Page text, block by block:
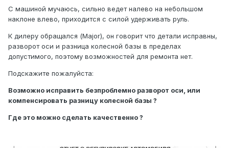
С машиной мучаюсь, сильно ведет налево на небольшом
наклоне влево, приходится с силой удерживать руль.
К дилеру обращался (Major), он говорит что детали исправны,
разворот оси и разница колесной базы в пределах
допустимого, поэтому возможностей для ремонта нет.
Подскажите пожалуйста:
Возможно исправить безпроблемно разворот оси, или
компенсировать разницу колесной базы ?
Где это можно сделать качественно ?